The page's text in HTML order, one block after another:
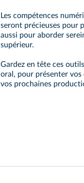
Les compétences
seront précieuses pour
aussi pour aborder
supérieur.
Gardez en tête ces
oral, pour présenter
vos prochaines